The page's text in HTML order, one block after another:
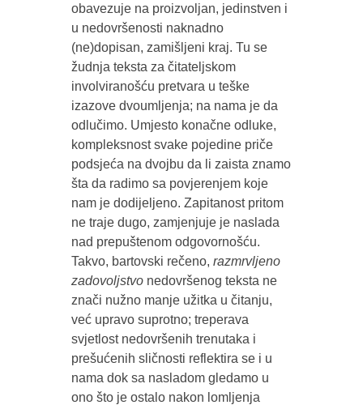
obavezuje na proizvoljan, jedinstven i
u nedovršenosti naknadno
(ne)dopisan, zamišljeni kraj. Tu se
žudnja teksta za čitateljskom
involviranošću pretvara u teške
izazove dvoumljenja; na nama je da
odlučimo. Umjesto konačne odluke,
kompleksnost svake pojedine priče
podsjeća na dvojbu da li zaista znamo
šta da radimo sa povjerenjem koje
nam je dodijeljeno. Zapitanost pritom
ne traje dugo, zamjenjuje je naslada
nad prepuštenom odgovornošću.
Takvo, bartovski rečeno, razmrvljeno
zadovoljstvo nedovršenog teksta ne
znači nužno manje užitka u čitanju,
već upravo suprotno; treperava
svjetlost nedovršenih trenutaka i
prešućenih sličnosti reflektira se i u
nama dok sa nasladom gledamo u
ono što je ostalo nakon lomljenja